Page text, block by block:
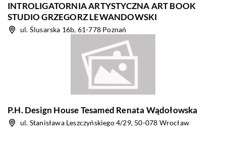
INTROLIGATORNIA ARTYSTYCZNA ART BOOK
STUDIO GRZEGORZ LEWANDOWSKI
ul. Ślusarska 16b, 61-778 Poznań
P.H. Design House Tesamed Renata Wądołowska
ul. Stanisława Leszczyńskiego 4/29, 50-078 Wrocław